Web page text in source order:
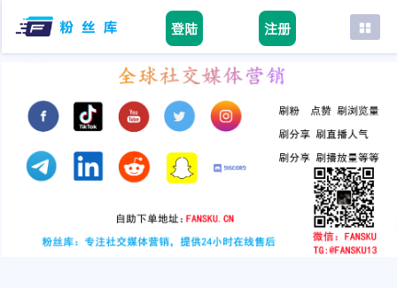
登陆 注册
首页
tiktok
youtube
instagram